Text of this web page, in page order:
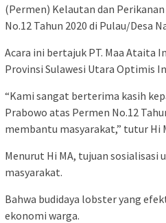
(Permen) Kelautan dan
No.12 Tahun 2020 di Pulau/Desa
Acara ini bertajuk PT. Maa Ataita
Provinsi Sulawesi Utara Optimis
“Kami sangat berterima kasih
Prabowo atas Permen No.12
membantu masyarakat,” tutur Hi
Menurut Hi MA, tujuan sosialisasi
masyarakat.
Bahwa budidaya lobster yang
ekonomi warga.